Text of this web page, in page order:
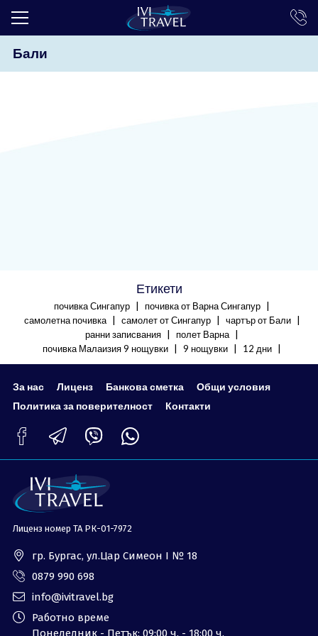
ТОП ОФЕРТИ
За нас - Ivi Travel
Лиценз
Банкова сметка
Общи условия
Политика за
Контакти
0879 990 698 Запитване
Бали
Етикети
почивка Сингапур | почивка от Варна Сингапур |
самолетна почивка | самолет от Сингапур | чартър от Бали |
ранни записвания | полет Варна |
почивка Малаизия 9 нощувки | 9 нощувки | 12 дни |
За нас Лиценз Банкова сметка
Общи условия
Политика за поверителност
Контакти
Лиценз номер ТА РК-01-7972
гр. Бургас, ул.Цар Симеон I № 18
0879 990 698
info@ivitravel.bg
Работно време
Понеделник - Петък: 09:00 ч. - 18:00 ч.